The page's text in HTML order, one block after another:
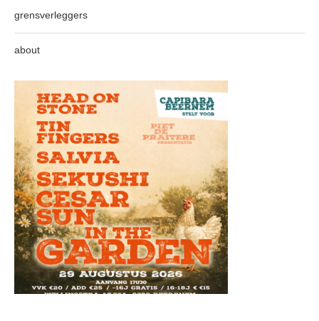
grensverleggers
about